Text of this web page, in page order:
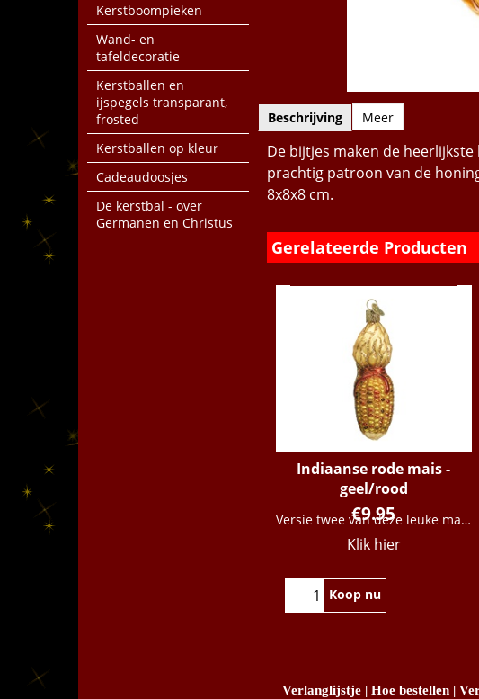
Kerstboompieken
Wand- en
tafeldecoratie
Kerstballen en
ijspegels transparant,
frosted
Kerstballen op kleur
Cadeaudoosjes
De kerstbal - over
Germanen en Christus
Beschrijving Meer
De bijtjes maken de
prachtig patroon van de
8x8x8 cm.
Gerelateerde Producten
Indiaanse rode mais -
geel/rood
€9.95 Versie twee van deze leuke maiskolf.
Klik hier
Koop nu
Verlanglijstje | Hoe bestellen |